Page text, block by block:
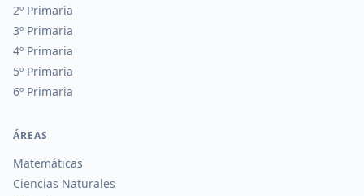
2º Primaria
3º Primaria
4º Primaria
5º Primaria
6º Primaria
ÁREAS
Matemáticas
Ciencias Naturales